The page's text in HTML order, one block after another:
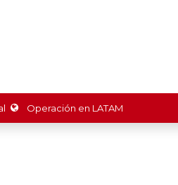
Operación en LATAM